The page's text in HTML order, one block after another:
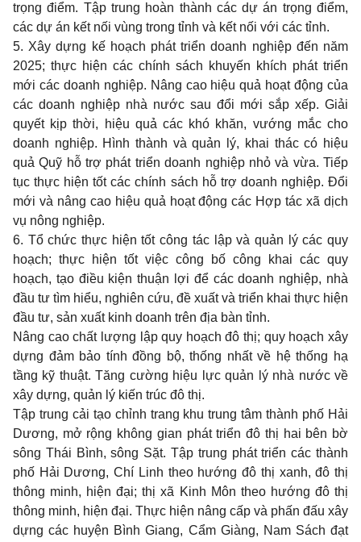
trọng điểm. Tập trung hoàn thành các dự án trọng điểm,
các dự án kết nối vùng trong tỉnh và kết nối với các tỉnh.
5. Xây dựng kế hoạch phát triển doanh nghiệp đến năm
2025; thực hiện các chính sách khuyến khích phát triển
mới các doanh nghiệp. Nâng cao hiệu quả hoạt động của
các doanh nghiệp nhà nước sau đổi mới sắp xếp. Giải
quyết kịp thời, hiệu quả các khó khăn, vướng mắc cho
doanh nghiệp. Hình thành và quản lý, khai thác có hiệu
quả Quỹ hỗ trợ phát triển doanh nghiệp nhỏ và vừa. Tiếp
tục thực hiện tốt các chính sách hỗ trợ doanh nghiệp. Đổi
mới và nâng cao hiệu quả hoạt động các Hợp tác xã dịch
vụ nông nghiệp.
6. Tổ chức thực hiện tốt công tác lập và quản lý các quy
hoạch; thực hiện tốt việc công bố công khai các quy
hoạch, tạo điều kiện thuận lợi để các doanh nghiệp, nhà
đầu tư tìm hiểu, nghiên cứu, đề xuất và triển khai thực hiện
đầu tư, sản xuất kinh doanh trên địa bàn tỉnh.
Nâng cao chất lượng lập quy hoạch đô thị; quy hoạch xây
dựng đảm bảo tính đồng bộ, thống nhất về hệ thống hạ
tầng kỹ thuật. Tăng cường hiệu lực quản lý nhà nước về
xây dựng, quản lý kiến trúc đô thị.
Tập trung cải tạo chỉnh trang khu trung tâm thành phố Hải
Dương, mở rộng không gian phát triển đô thị hai bên bờ
sông Thái Bình, sông Sặt. Tập trung phát triển các thành
phố Hải Dương, Chí Linh theo hướng đô thị xanh, đô thị
thông minh, hiện đại; thị xã Kinh Môn theo hướng đô thị
thông minh, hiện đại. Thực hiện nâng cấp và phấn đấu xây
dựng các huyện Bình Giang, Cẩm Giàng, Nam Sách đạt